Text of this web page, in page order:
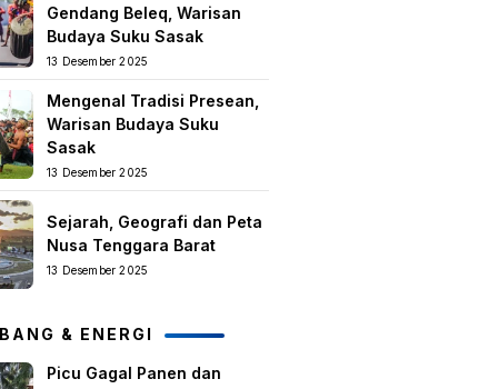
Gendang Beleq, Warisan
Budaya Suku Sasak
13 Desember 2025
Mengenal Tradisi Presean,
Warisan Budaya Suku
Sasak
13 Desember 2025
Sejarah, Geografi dan Peta
Nusa Tenggara Barat
13 Desember 2025
& ENERGI
Picu Gagal Panen dan